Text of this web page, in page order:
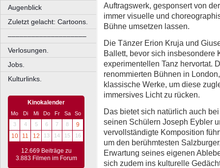
Augenblick
Zuletzt gelacht: Cartoons.
––––––––––––––––––––
Verlosungen.
Jobs.
Kulturlinks.
Kinokalender
Mo Di Mi Do Fr Sa
So
3
4 5 6 7 8
9
10
11 12 13 14 15 16
12.669 Beiträge zu
3.883 Filmen im Forum
Auftragswerk, gesponsert von
immer visuelle und
Bühne umsetzen lassen.
Die Tänzer Erion Kruja und
Ballett, bevor sich insbesondere
experimentellen Tanz hervortat.
renommierten Bühnen in
klassische Werke, um diese
immersives Licht zu rücken.
Das bietet sich natürlich auch
seinen Schülern Joseph Eybler
vervollständigte Komposition
um den berühmtesten
Erwartung seines eigenen
sich zudem ins kulturelle